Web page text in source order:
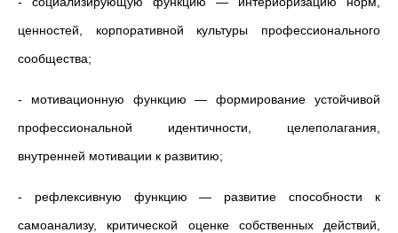
ценностей, корпоративной культуры профессионального
сообщества;
- мотивационную функцию — формирование устойчивой
профессиональной идентичности, целеполагания,
внутренней мотивации к развитию;
- рефлексивную функцию — развитие способности к
самоанализу, критической оценке собственных действий,